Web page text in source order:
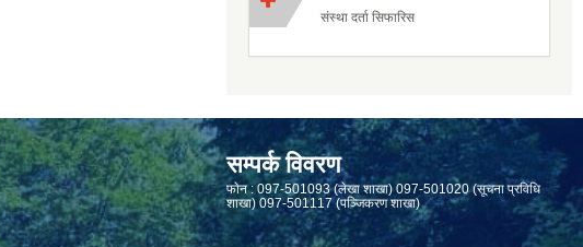
संस्था दर्ता सिफारिस
सम्पर्क विवरण
फाेन : 097-501093 (लेखा शाखा) 097-501020 (सूचना प्रविधि
शाखा) 097-501117 (पञ्जिकरण शाखा)